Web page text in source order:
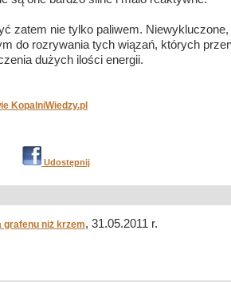
zatem nie tylko paliwem.
do rozrywania tych wiązań, których
dużych ilości energii.
KopalniWiedzy.pl
Udostępnij
grafenu niż krzem, 31.05.2011 r.